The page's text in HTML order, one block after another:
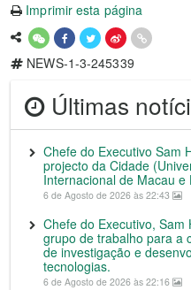
Imprimir esta página
NEWS-1-3-245339
Últimas
Chefe do Executivo Sam
projecto da Cidade
Internacional de Macau e
6 de Agosto de 2026 às 22:43
Chefe do Executivo,
grupo de trabalho para a
de investigação e
tecnologias.
6 de Agosto de 2026 às 22:16